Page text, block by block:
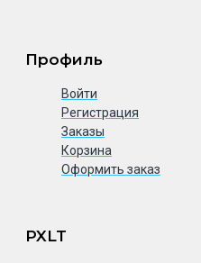
Профиль
Войти
Регистрация
Заказы
Корзина
Оформить заказ
PXLT